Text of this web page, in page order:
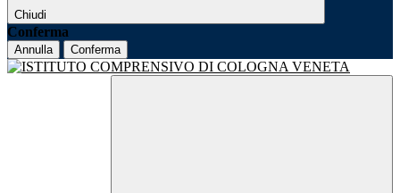
Chiudi
Conferma
Annulla Conferma